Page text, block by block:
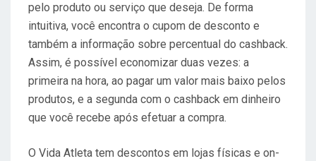
pelo produto ou serviço que deseja. De forma
intuitiva, você encontra o cupom de desconto e
também a informação sobre percentual do cashback.
Assim, é possível economizar duas vezes: a
primeira na hora, ao pagar um valor mais baixo pelos
produtos, e a segunda com o cashback em dinheiro
que você recebe após efetuar a compra.
O Vida Atleta tem descontos em lojas físicas e on-